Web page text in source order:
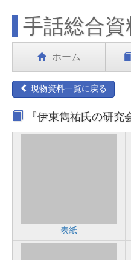
手話総合資
ホーム
現物資料一覧に戻る
『伊東雋祐氏の研
表紙